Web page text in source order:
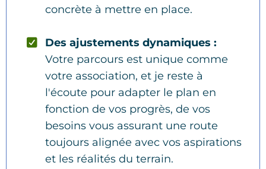
concrète à mettre en place.
Des ajustements dynamiques :
Votre parcours est unique comme
votre association, et je reste à
l'écoute pour adapter le plan en
fonction de vos progrès, de vos
besoins vous assurant une route
toujours alignée avec vos aspirations
et les réalités du terrain.